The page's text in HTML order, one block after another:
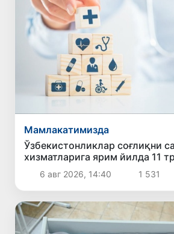
Мамлакатимизда
Ўзбекистонликлар соғлиқни
хизматларига ярим йилда 11
зиёд маблағ сарфлади
6 авг 2026, 14:40 1 531